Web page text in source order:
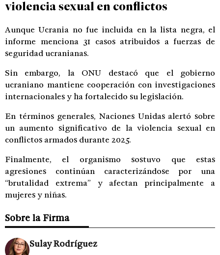
violencia sexual en conflictos
Aunque Ucrania no fue incluida en la lista negra, el
informe menciona 31 casos atribuidos a fuerzas de
seguridad ucranianas.
Sin embargo, la ONU destacó que el gobierno
ucraniano mantiene cooperación con investigaciones
internacionales y ha fortalecido su legislación.
En términos generales, Naciones Unidas alertó sobre
un aumento significativo de la violencia sexual en
conflictos armados durante 2025.
Finalmente, el organismo sostuvo que estas
agresiones continúan caracterizándose por una
“brutalidad extrema” y afectan principalmente a
mujeres y niñas.
Sobre la Firma
Sulay Rodríguez